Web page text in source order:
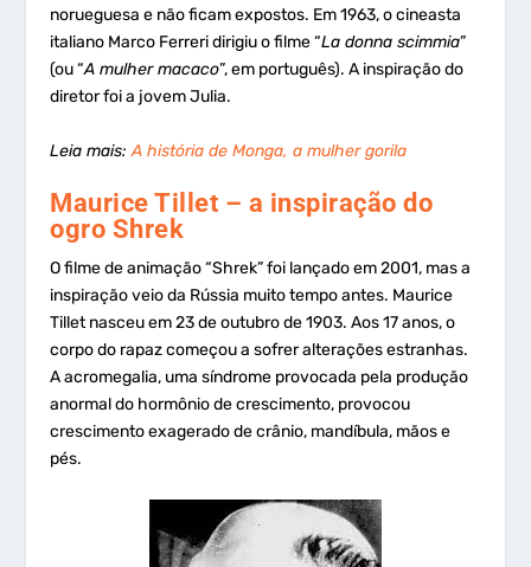
norueguesa e não ficam expostos. Em 1963, o cineasta
italiano Marco Ferreri dirigiu o filme “La donna scimmia”
(ou “A mulher macaco”, em português). A inspiração do
diretor foi a jovem Julia.
Leia mais:A história de Monga, a mulher gorila
Maurice Tillet – a inspiração do
ogro Shrek
O filme de animação “Shrek” foi lançado em 2001, mas a
inspiração veio da Rússia muito tempo antes. Maurice
Tillet nasceu em 23 de outubro de 1903. Aos 17 anos, o
corpo do rapaz começou a sofrer alterações estranhas.
A acromegalia, uma síndrome provocada pela produção
anormal do hormônio de crescimento, provocou
crescimento exagerado de crânio, mandíbula, mãos e
pés.